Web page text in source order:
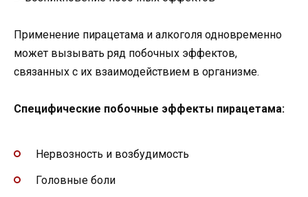
Применение пирацетама и алкоголя одновременно
может вызывать ряд побочных эффектов,
связанных с их взаимодействием в организме.
Специфические побочные эффекты пирацетама:
Нервозность и возбудимость
Головные боли